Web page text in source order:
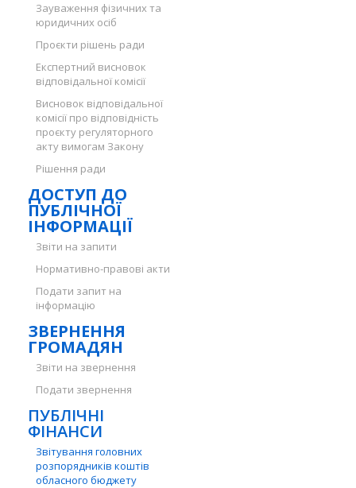
Зауваження фізичних та
юридичних осіб
Проєкти рішень ради
Експертний висновок
відповідальної комісії
Висновок відповідальної
комісії про відповідність
проєкту регуляторного
акту вимогам Закону
Рішення ради
ДОСТУП ДО
ПУБЛІЧНОЇ
ІНФОРМАЦІЇ
Звіти на запити
Нормативно-правові акти
Подати запит на
інформацію
ЗВЕРНЕННЯ
ГРОМАДЯН
Звіти на звернення
Подати звернення
ПУБЛІЧНІ
ФІНАНСИ
Звітування головних
розпорядників коштів
обласного бюджету